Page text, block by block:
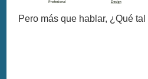
Pero más que hablar, ¿Qué